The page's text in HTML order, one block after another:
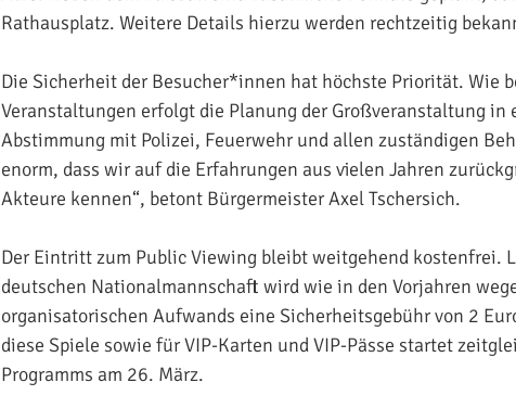
Rathausplatz. Weitere Details hierzu werden rechtzeitig
Die Sicherheit der Besucher*innen hat höchste Priorität. Wie
Veranstaltungen erfolgt die Planung der Großveranstaltung in
Abstimmung mit Polizei, Feuerwehr und allen zuständigen
enorm, dass wir auf die Erfahrungen aus vielen Jahren
Akteure kennen“, betont Bürgermeister Axel Tschersich.
Der Eintritt zum Public Viewing bleibt weitgehend kostenfrei.
deutschen Nationalmannschaft wird wie in den Vorjahren
organisatorischen Aufwands eine Sicherheitsgebühr von 2
diese Spiele sowie für VIP-Karten und VIP-Pässe startet
Programms am 26. März.